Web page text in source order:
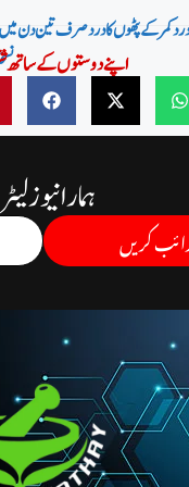
درد کمر کے پٹھوں کا درد صرف تین دن
اپنے دوستوں کے ساتھ
ہمارا نیوز
کریں